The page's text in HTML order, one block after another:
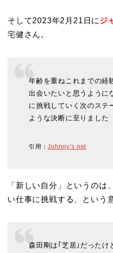
そして2023年2月21日に ジ
宅健さん。
年齢を重ねこれまでの経
出会いたいと思うように
に挑戦していく次のステ
ような決断に至りました
引用：Johnny’s net
「新しい自分」というのは
い仕事に挑戦する、という
森田剛は｢芝居｣だったけ